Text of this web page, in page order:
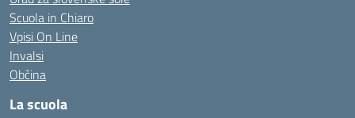
Scuola in Chiaro
Vpisi On Line
Invalsi
Občina
La scuola